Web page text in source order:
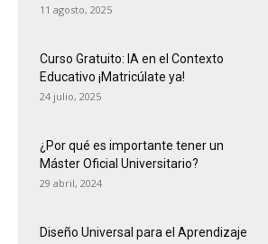
11 agosto, 2025
Curso Gratuito: IA en el Contexto
Educativo ¡Matricúlate ya!
24 julio, 2025
¿Por qué es importante tener un
Máster Oficial Universitario?
29 abril, 2024
Diseño Universal para el Aprendizaje